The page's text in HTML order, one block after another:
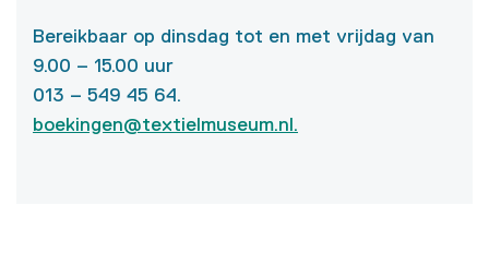
Bereikbaar op dinsdag tot en met vrijdag van
9.00 – 15.00 uur
013 – 549 45 64.
boekingen@textielmuseum.nl.